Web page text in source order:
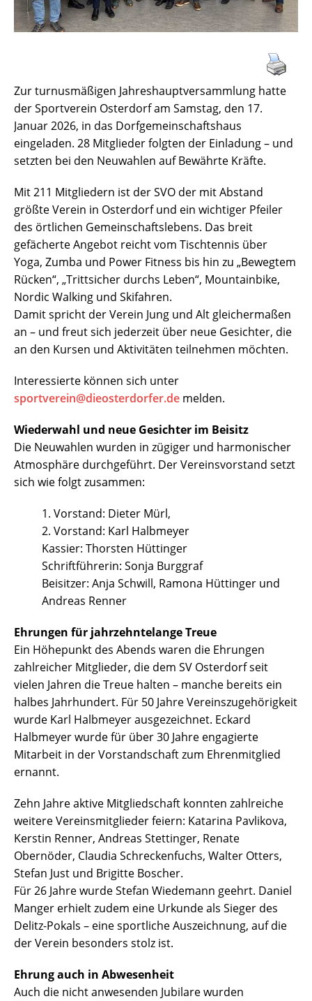
Zur turnusmäßigen Jahreshauptversammlung hatte
der Sportverein Osterdorf am Samstag, den 17.
Januar 2026, in das Dorfgemeinschaftshaus
eingeladen. 28 Mitglieder folgten der Einladung – und
setzten bei den Neuwahlen auf Bewährte Kräfte.
Mit 211 Mitgliedern ist der SVO der mit Abstand
größte Verein in Osterdorf und ein wichtiger Pfeiler
des örtlichen Gemeinschaftslebens. Das breit
gefächerte Angebot reicht vom Tischtennis über
Yoga, Zumba und Power Fitness bis hin zu „Bewegtem
Rücken“, „Trittsicher durchs Leben“, Mountainbike,
Nordic Walking und Skifahren.
Damit spricht der Verein Jung und Alt gleichermaßen
an – und freut sich jederzeit über neue Gesichter, die
an den Kursen und Aktivitäten teilnehmen möchten.
Interessierte können sich unter
sportverein@dieosterdorfer.de melden.
Wiederwahl und neue Gesichter im Beisitz
Die Neuwahlen wurden in zügiger und harmonischer
Atmosphäre durchgeführt. Der Vereinsvorstand setzt
sich wie folgt zusammen:
1. Vorstand: Dieter Mürl,
2. Vorstand: Karl Halbmeyer
Kassier: Thorsten Hüttinger
Schriftführerin: Sonja Burggraf
Beisitzer: Anja Schwill, Ramona Hüttinger und
Andreas Renner
Ehrungen für jahrzehntelange Treue
Ein Höhepunkt des Abends waren die Ehrungen
zahlreicher Mitglieder, die dem SV Osterdorf seit
vielen Jahren die Treue halten – manche bereits ein
halbes Jahrhundert. Für 50 Jahre Vereinszugehörigkeit
wurde Karl Halbmeyer ausgezeichnet. Eckard
Halbmeyer wurde für über 30 Jahre engagierte
Mitarbeit in der Vorstandschaft zum Ehrenmitglied
ernannt.
Zehn Jahre aktive Mitgliedschaft konnten zahlreiche
weitere Vereinsmitglieder feiern: Katarina Pavlikova,
Kerstin Renner, Andreas Stettinger, Renate
Obernöder, Claudia Schreckenfuchs, Walter Otters,
Stefan Just und Brigitte Boscher.
Für 26 Jahre wurde Stefan Wiedemann geehrt. Daniel
Manger erhielt zudem eine Urkunde als Sieger des
Delitz-Pokals – eine sportliche Auszeichnung, auf die
der Verein besonders stolz ist.
Ehrung auch in Abwesenheit
Auch die nicht anwesenden Jubilare wurden